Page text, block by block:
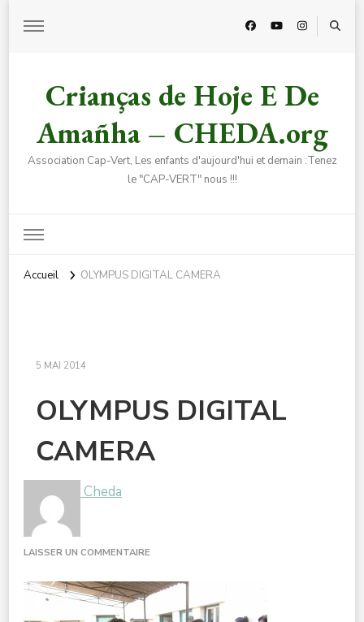
Crianças de Hoje E De
Amañha – CHEDA.org
Association Cap-Vert, Les enfants d'aujourd'hui et demain :Tenez
le "CAP-VERT" nous !!!
Accueil OLYMPUS DIGITAL CAMERA
5 MAI 2014
OLYMPUS DIGITAL
CAMERA
Cheda
LAISSER UN COMMENTAIRE
DIGITAL
CAMERA